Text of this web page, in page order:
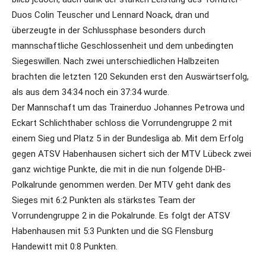
Duos Colin Teuscher und Lennard Noack, dran und
überzeugte in der Schlussphase besonders durch
mannschaftliche Geschlossenheit und dem unbedingten
Siegeswillen. Nach zwei unterschiedlichen Halbzeiten
brachten die letzten 120 Sekunden erst den Auswärtserfolg,
als aus dem 34:34 noch ein 37:34 wurde.
Der Mannschaft um das Trainerduo Johannes Petrowa und
Eckart Schlichthaber schloss die Vorrundengruppe 2 mit
einem Sieg und Platz 5 in der Bundesliga ab. Mit dem Erfolg
gegen ATSV Habenhausen sichert sich der MTV Lübeck zwei
ganz wichtige Punkte, die mit in die nun folgende DHB-
Polkalrunde genommen werden. Der MTV geht dank des
Sieges mit 6:2 Punkten als stärkstes Team der
Vorrundengruppe 2 in die Pokalrunde. Es folgt der ATSV
Habenhausen mit 5:3 Punkten und die SG Flensburg
Handewitt mit 0:8 Punkten.